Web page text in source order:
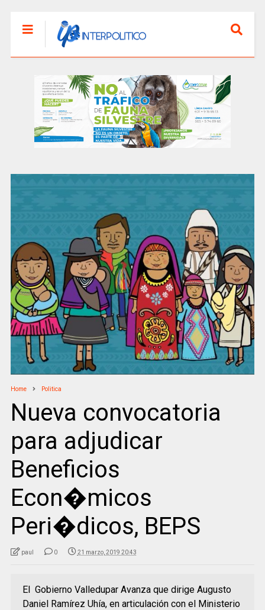
Home Politica
Nueva convocatoria
para adjudicar
Beneficios
Econ�micos
Peri�dicos, BEPS
paul 0 21 marzo, 2019 20:43
El Gobierno Valledupar Avanza que dirige Augusto
Daniel Ramírez Uhía, en articulación con el Ministerio